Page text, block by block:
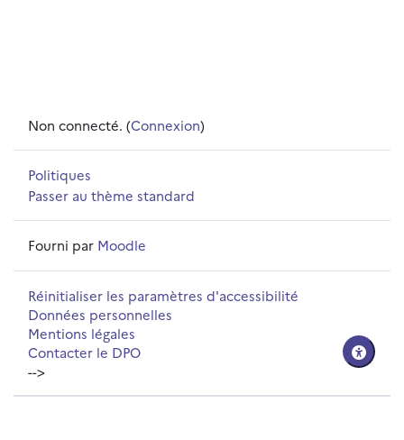
Non connecté. (Connexion)
Politiques
Passer au thème standard
Fourni par Moodle
Réinitialiser les paramètres d'accessibilité
Données personnelles
Mentions légales
Contacter le DPO
-->